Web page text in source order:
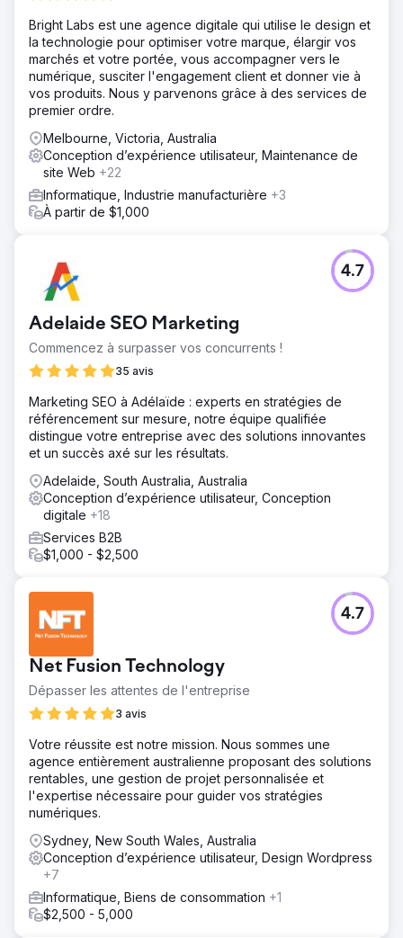
l'application N'a pas réussi à attirer et à fidéliser les
utilisateurs, limitant sa portée et son engagement. 3.
Croissance des sessions d'application Fréquence et
durée futiles des sessions utilisateur reflétant un faible
intérêt des utilisateurs.
Solution
Optimisation de l'interface utilisateur et de l'expérience
utilisateur (UI/UX) : conception et navigation simplifiées
pour stimuler l'engagement et fluidifier le parcours
utilisateur. Suivi optimisé des applications pour Meta et
Google : mise en place d'un suivi robuste pour améliorer
l'attribution, les performances des campagnes et les
spécifique aux utilisateurs : lancement d'offres exclusives
intégrées à l'application pour encourager les
téléchargements et booster les conversions. Campagne
payante spécifique à l'application : campagnes
publicitaires ciblées axées uniquement sur les installations
et les actions intégrées à l'application.
Résultat
15 % d'amélioration des conversions d'applications
mobiles en six mois. 36 % d'amélioration des sessions
d'applications mobiles en six mois. 15 % d'amélioration
des revenus des applications mobiles en six mois. 40 %
d'amélioration du taux de conversion en six mois.
Vers la page de l'agence
Bright Labs est une agence digitale qui utilise le design et
la technologie pour optimiser votre marque, élargir vos
marchés et votre portée, vous accompagner vers le
numérique, susciter l'engagement client et donner vie à
vos produits. Nous y parvenons grâce à des services de
premier ordre.
Melbourne, Victoria, Australia
Conception d’expérience utilisateur, Maintenance de
site Web +22
Informatique, Industrie manufacturière +3
À partir de $1,000
Adelaide SEO Marketing
Commencez à surpasser vos concurrents !
35 avis
4.7
Marketing SEO à Adélaïde : experts en stratégies de
référencement sur mesure, notre équipe qualifiée
distingue votre entreprise avec des solutions innovantes
et un succès axé sur les résultats.
Adelaide, South Australia, Australia
Conception d’expérience utilisateur, Conception
digitale +18
Services B2B
$1,000 - $2,500
Net Fusion Technology
Dépasser les attentes de l'entreprise
3 avis
4.7
Votre réussite est notre mission. Nous sommes une
agence entièrement australienne proposant des solutions
rentables, une gestion de projet personnalisée et
l'expertise nécessaire pour guider vos stratégies
numériques.
Sydney, New South Wales, Australia
Conception d’expérience utilisateur, Design Wordpress
+7
Informatique, Biens de consommation +1
$2,500 - 5,000